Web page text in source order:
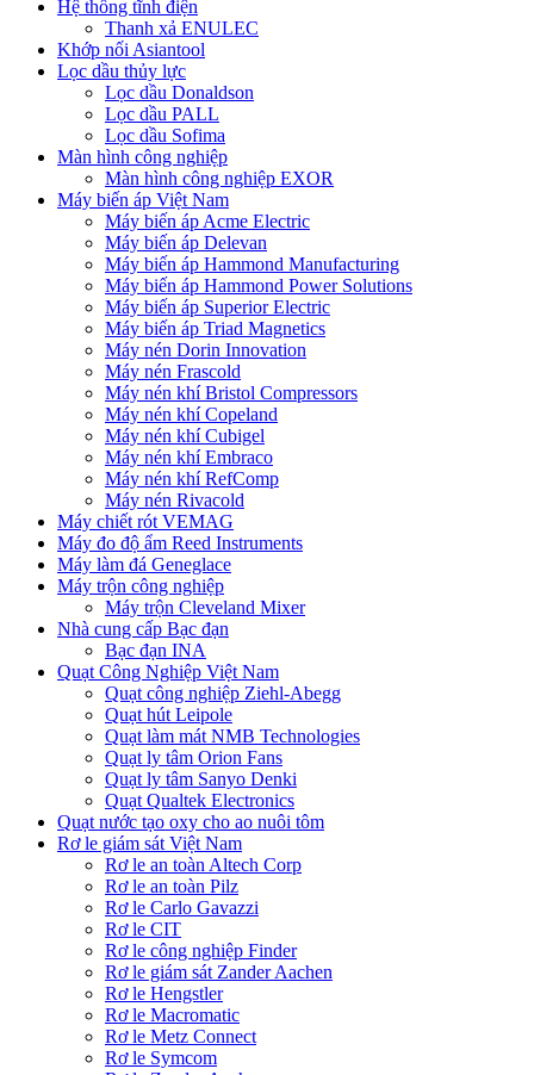
Hệ thống tĩnh điện
Thanh xả ENULEC
Khớp nối Asiantool
Lọc dầu thủy lực
Lọc dầu Donaldson
Lọc dầu PALL
Lọc dầu Sofima
Màn hình công nghiệp
Màn hình công nghiệp EXOR
Máy biến áp Việt Nam
Máy biến áp Acme Electric
Máy biến áp Delevan
Máy biến áp Hammond Manufacturing
Máy biến áp Hammond Power Solutions
Máy biến áp Superior Electric
Máy biến áp Triad Magnetics
Máy nén Dorin Innovation
Máy nén Frascold
Máy nén khí Bristol Compressors
Máy nén khí Copeland
Máy nén khí Cubigel
Máy nén khí Embraco
Máy nén khí RefComp
Máy nén Rivacold
Máy chiết rót VEMAG
Máy đo độ ẩm Reed Instruments
Máy làm đá Geneglace
Máy trộn công nghiệp
Máy trộn Cleveland Mixer
Nhà cung cấp Bạc đạn
Bạc đạn INA
Quạt Công Nghiệp Việt Nam
Quạt công nghiệp Ziehl-Abegg
Quạt hút Leipole
Quạt làm mát NMB Technologies
Quạt ly tâm Orion Fans
Quạt ly tâm Sanyo Denki
Quạt Qualtek Electronics
Quạt nước tạo oxy cho ao nuôi tôm
Rơ le giám sát Việt Nam
Rơ le an toàn Altech Corp
Rơ le an toàn Pilz
Rơ le Carlo Gavazzi
Rơ le CIT
Rơ le công nghiệp Finder
Rơ le giám sát Zander Aachen
Rơ le Hengstler
Rơ le Macromatic
Rơ le Metz Connect
Rơ le Symcom